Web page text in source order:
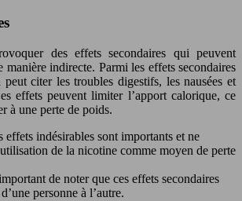
des effets secondaires qui peuvent
indirecte. Parmi les effets secondaires
citer les troubles digestifs, les nausées et
effets peuvent limiter l’apport calorique, ce
à une perte de poids.
effets indésirables sont importants et ne
de la nicotine comme moyen de perte
de noter que ces effets secondaires
personne à l’autre.